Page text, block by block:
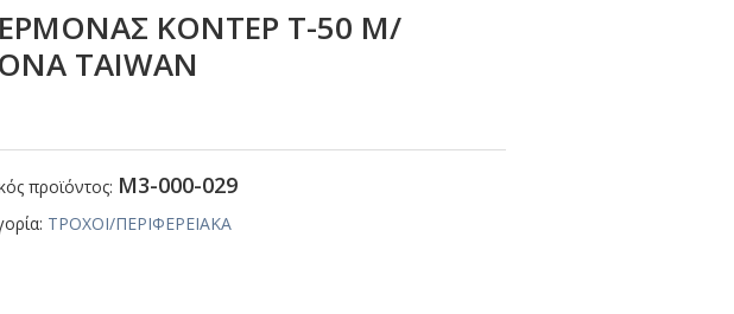
ΚΟΝΤΕΡ Τ-50 Μ/
ΤΑΙWΑΝ
προϊόντος: Μ3-000-029
ΤΡΟΧΟΙ/ΠΕΡΙΦΕΡΕΙΑΚΑ